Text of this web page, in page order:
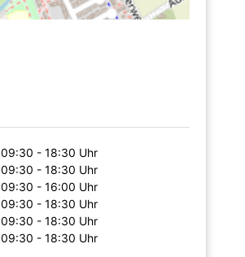
09:30 - 18:30 Uhr
09:30 - 18:30 Uhr
09:30 - 16:00 Uhr
09:30 - 18:30 Uhr
09:30 - 18:30 Uhr
09:30 - 18:30 Uhr